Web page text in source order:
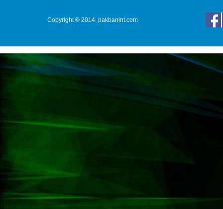
Copyright © 2014. pakbanint.com